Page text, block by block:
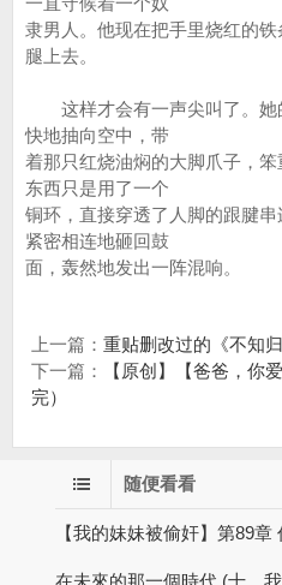
隶男人。他现在把手里烧红的
腿上去。
这样才会有一声尖叫了。她
快地抽向空中，带
着那只红烧油焖的大脚爪子，
东西只是用了一个
铜环，直接穿透了人脚的跟腱
紧密相连地砸回鼓
面，轰然地发出一阵混响。
上一篇： 重贴删改过的《不知归
下一篇：
【原创】【爸爸，你
完）
随便看看
【我的妹妹被偷奸】第89章
在未來的那一個時代 (十，